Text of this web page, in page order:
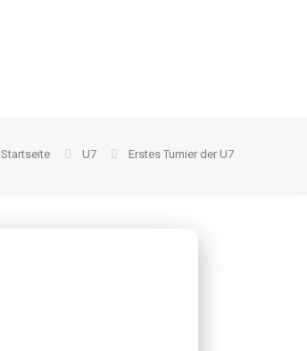
Startseite U7 Erstes Turnier der U7